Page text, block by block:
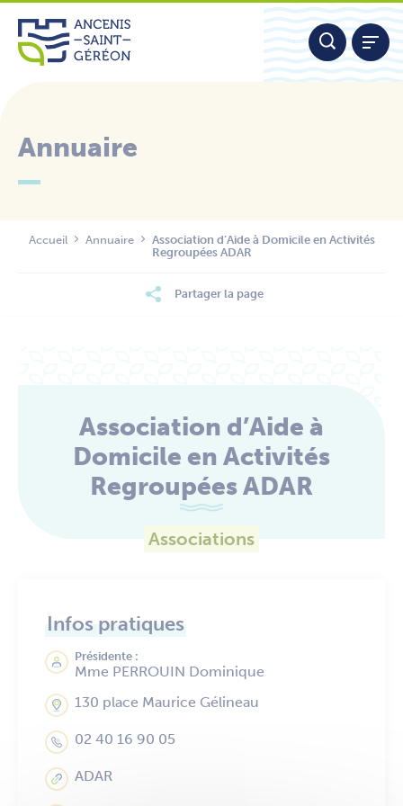
Aller
contenu
Annuaire
Accueil Annuaire
Association d’Aide à Domicile en Activités
Regroupées ADAR
Partager la page
Association d’Aide à
Domicile en Activités
Regroupées ADAR
Associations
Infos pratiques
Présidente :
Mme PERROUIN Dominique
130 place Maurice Gélineau
02 40 16 90 05
ADAR
Panneau de gestion des cookies